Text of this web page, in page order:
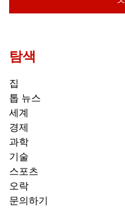
탐색
집
톱 뉴스
세계
경제
과학
기술
스포츠
오락
문의하기